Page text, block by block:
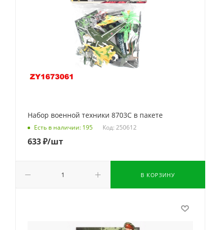
Набор военной техники 8703С в пакете
Есть в наличии: 195 Код: 250612
633₽/шт
В КОРЗИНУ